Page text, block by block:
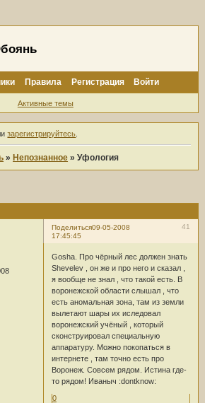
Правила Регистрация Войти
Активные темы
зарегистрируйтесь
» Непознанное »Уфология
Поделиться 41
09-05-2008
17:45:45
Gosha. Про чёрный лес должен знать
Shevelev , он же и про него и сказал ,
я вообще не знал , что такой есть. В
воронежской области слышал , что
есть аномальная зона, там из земли
вылетают шары их иследовал
воронежский учёный , который
сконструировал специальную
аппаратуру. Можно покопаться в
интернете , там точно есть про
Воронеж. Совсем рядом. Истина где-
то рядом! Иваныч :dontknow:
0